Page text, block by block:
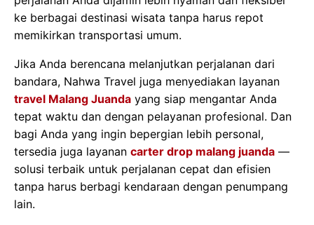
ke berbagai destinasi wisata tanpa harus repot
memikirkan transportasi umum.
Jika Anda berencana melanjutkan perjalanan dari
bandara, Nahwa Travel juga menyediakan layanan
travel Malang Juanda yang siap mengantar Anda
tepat waktu dan dengan pelayanan profesional. Dan
bagi Anda yang ingin bepergian lebih personal,
tersedia juga layanan carter drop malang juanda —
solusi terbaik untuk perjalanan cepat dan efisien
tanpa harus berbagi kendaraan dengan penumpang
lain.